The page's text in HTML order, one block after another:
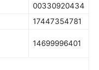
00330920434
17447354781
14699996401